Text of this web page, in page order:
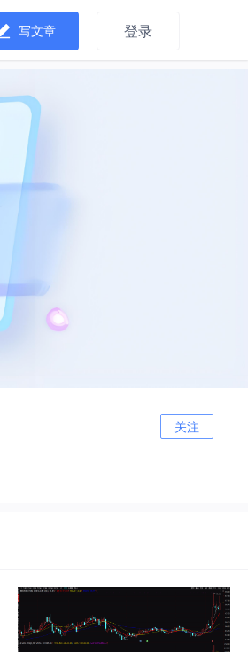
写文章 登录
关注